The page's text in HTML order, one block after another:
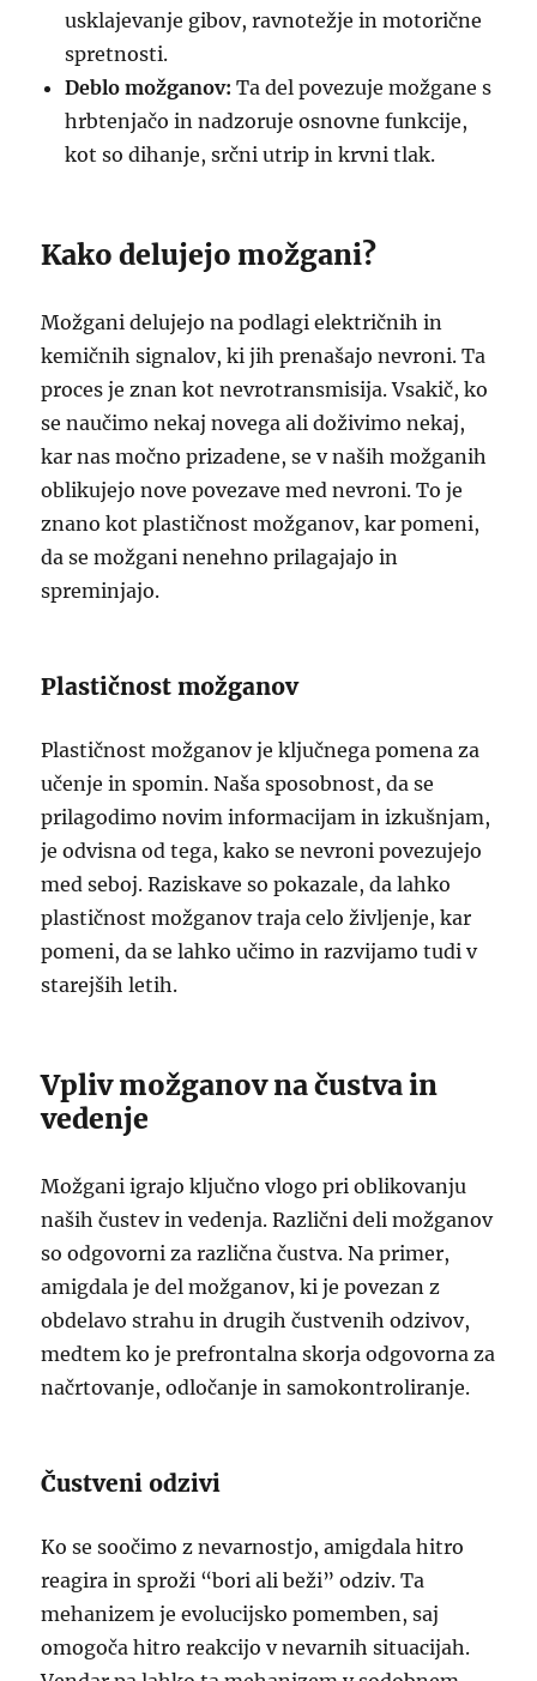
usklajevanje gibov, ravnotežje in motorične
spretnosti.
Deblo možganov: Ta del povezuje možgane s
hrbtenjačo in nadzoruje osnovne funkcije,
kot so dihanje, srčni utrip in krvni tlak.
Kako delujejo možgani?
Možgani delujejo na podlagi električnih in
kemičnih signalov, ki jih prenašajo nevroni. Ta
proces je znan kot nevrotransmisija. Vsakič, ko
se naučimo nekaj novega ali doživimo nekaj,
kar nas močno prizadene, se v naših možganih
oblikujejo nove povezave med nevroni. To je
znano kot plastičnost možganov, kar pomeni,
da se možgani nenehno prilagajajo in
spreminjajo.
Plastičnost možganov
Plastičnost možganov je ključnega pomena za
učenje in spomin. Naša sposobnost, da se
prilagodimo novim informacijam in izkušnjam,
je odvisna od tega, kako se nevroni povezujejo
med seboj. Raziskave so pokazale, da lahko
plastičnost možganov traja celo življenje, kar
pomeni, da se lahko učimo in razvijamo tudi v
starejših letih.
Vpliv možganov na čustva in
vedenje
Možgani igrajo ključno vlogo pri oblikovanju
naših čustev in vedenja. Različni deli možganov
so odgovorni za različna čustva. Na primer,
amigdala je del možganov, ki je povezan z
obdelavo strahu in drugih čustvenih odzivov,
medtem ko je prefrontalna skorja odgovorna za
načrtovanje, odločanje in samokontroliranje.
Čustveni odzivi
Ko se soočimo z nevarnostjo, amigdala hitro
reagira in sproži “bori ali beži” odziv. Ta
mehanizem je evolucijsko pomemben, saj
omogoča hitro reakcijo v nevarnih situacijah.